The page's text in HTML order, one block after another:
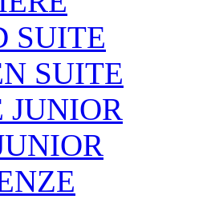
SUITE
SUITE
JUNIOR